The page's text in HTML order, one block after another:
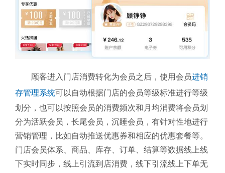
顾客进入门店消费转化为会员之后，使用会员进销
存管理系统可以自动根据门店的会员等级标准进行等级
划分，也可以按照会员的消费频次和月均消费将会员划
分为活跃会员，长尾会员，沉睡会员，有针对性地进行
营销管理，比如自动推送优惠券和相应的优惠套餐等。
门店会员体系、商品、库存、订单、结算等数据线上线
下实时同步，线上引流到店消费，线下引流线上下单无